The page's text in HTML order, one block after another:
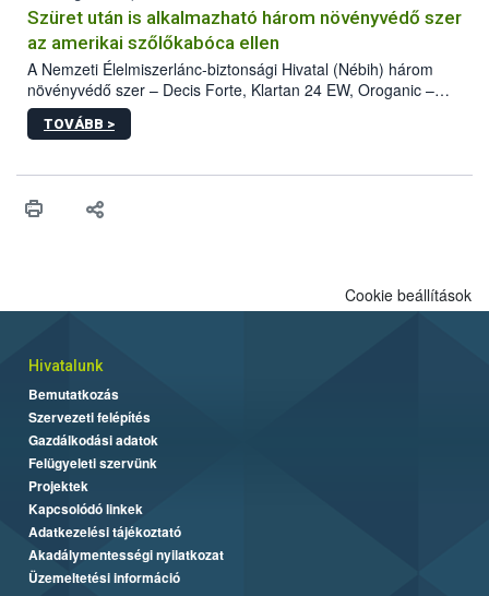
hatósággal is összehangolják a terjedés megállítása érdekében.
Szüret után is alkalmazható három növényvédő szer
az amerikai szőlőkabóca ellen
A Nemzeti Élelmiszerlánc-biztonsági Hivatal (Nébih) három
növényvédő szer – Decis Forte, Klartan 24 EW, Oroganic –
engedélyokiratát módosította, így azok a szüretet követően,
egészen a vesszőérettség (BBCH 91) stádiumáig
érésű szőlőkben is legyen lehetőség a károsító elleni további
felhasználók számára is elérhető és ökológiai termesztésben is
TOVÁBB >
Cookie beállítások
Hivatalunk
Bemutatkozás
Szervezeti felépítés
Gazdálkodási adatok
Felügyeleti szervünk
Projektek
Kapcsolódó linkek
Adatkezelési tájékoztató
Akadálymentességi nyilatkozat
Üzemeltetési információ